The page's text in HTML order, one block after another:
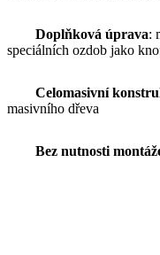
Doplňková úprava:
speciálních ozdob jako
Celomasivní
masivního dřeva
Bez nutnosti